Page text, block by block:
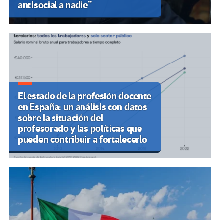
antisocial a nadie”
El estado de la profesión docente
en España: un análisis con datos
sobre la situación del
profesorado y las políticas que
pueden contribuir a fortalecerlo